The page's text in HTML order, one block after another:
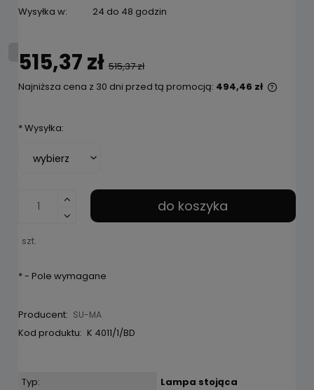
Wysyłka w:
24 do 48 godzin
515,37 zł 515,37 zł
Najniższa cena z 30 dni przed tą promocją: 494,46 zł
*Wysyłka:
szt.
do koszyka
*- Pole wymagane
Producent: SU-MA
Kod produktu: K 4011/1/BD
Typ:
Lampa stojąca